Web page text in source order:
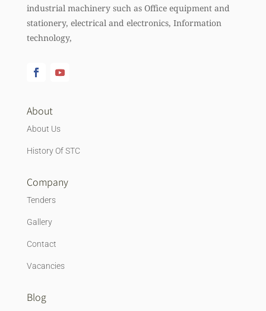
industrial machinery such as Office equipment and
stationery, electrical and electronics, Information
technology,
About
About Us
History Of STC
Company
Tenders
Gallery
Contact
Vacancies
Blog